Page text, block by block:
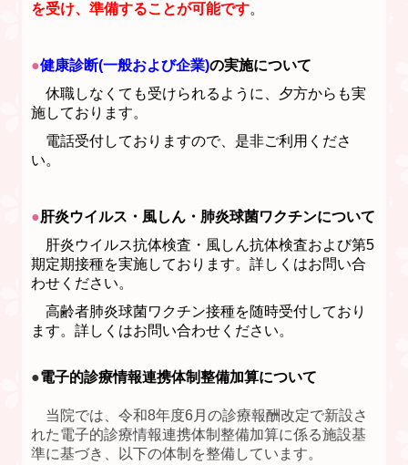
を受け、準備することが可能です。
●健康診断(一般および企業)の実施について
休職しなくても受けられるように、夕方からも実
施しております。
電話受付しておりますので、 是非ご利用くださ
い。
●肝炎ウイルス・風しん・肺炎球菌ワクチンについて
肝炎ウイルス抗体検査・風しん抗体検査および第5
期定期接種を実施しております。詳しくはお問い合
わせください。
高齢者肺炎球菌ワクチン接種を随時受付しており
ます。詳しくはお問い合わせください。
●電子的診療情報連携体制整備加算について
当院では、令和8年度6月の診療報酬改定で新設さ
れた電子的診療情報連携体制整備加算に係る施設基
準に基づき、以下の体制を整備しています。